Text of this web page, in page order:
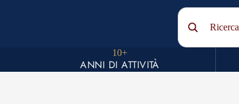
Ricerca
10+
ANNI DI ATTIVITÀ